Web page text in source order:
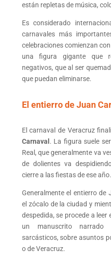
están repletas de música,
Es considerado
carnavales más
celebraciones comienzan
una figura gigante que
negativos, que al ser
que puedan eliminarse.
El entierro de Juan
El carnaval de Veracruz
Carnaval. La figura suele
Real, que generalmente va
de dolientes va
cierre a las fiestas de ese año.
Generalmente el entierro de
el zócalo de la ciudad y
despedida, se procede a
un manuscrito
sarcásticos, sobre asuntos
o de Veracruz.